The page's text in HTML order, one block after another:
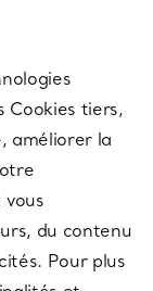
Cookies tiers,
améliorer la
du contenu
Pour plus